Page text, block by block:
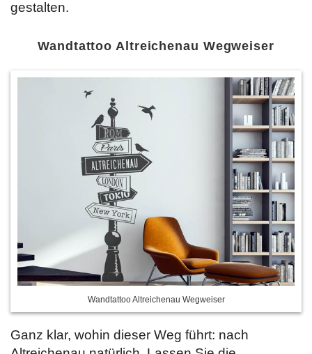
gestalten.
Wandtattoo Altreichenau Wegweiser
Wandtattoo Altreichenau Wegweiser
Ganz klar, wohin dieser Weg führt: nach